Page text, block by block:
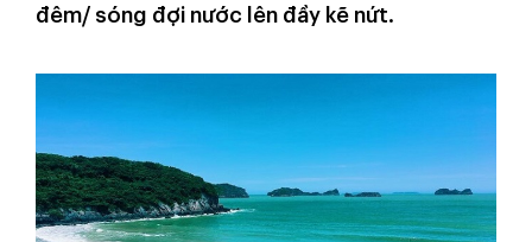
đêm/ sóng đợi nước lên đầy kẽ nứt.